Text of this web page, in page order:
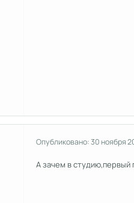
Опубликовано:30 ноября
А зачем в студию,первый